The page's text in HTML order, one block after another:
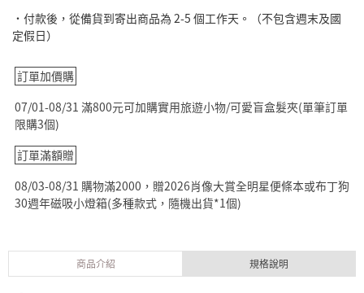
˙付款後，從備貨到寄出商品為 2-5 個工作天。（不包含週末及國
定假日）
訂單加價購
07/01-08/31 滿800元可加購實用旅遊小物/可愛盲盒髮夾(單筆訂單
限購3個)
訂單滿額贈
08/03-08/31 購物滿2000，贈2026肖像大賞全明星便條本或布丁狗
30週年磁吸小燈箱(多種款式，隨機出貨*1個)
商品介紹 規格說明